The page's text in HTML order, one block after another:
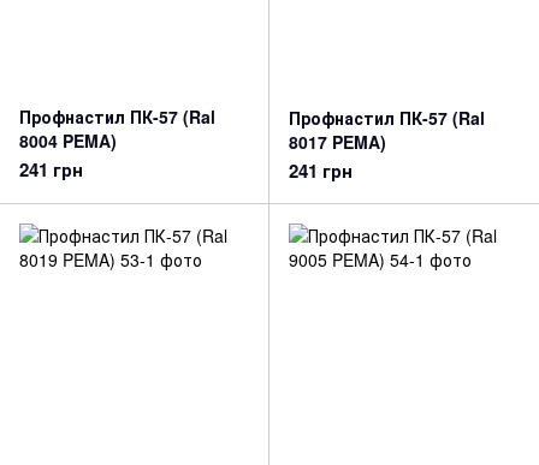
Профнастил ПК-57 (Ral
8004 PEMA)
241 грн
Профнастил ПК-57 (Ral
8017 PEMA)
241 грн